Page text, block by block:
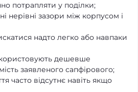
потрапляти у поділки;
нерівні зазори між корпусом і
надто легко або навпаки
дешевше
заявленого сапфірового;
часто відсутнє навіть якщо